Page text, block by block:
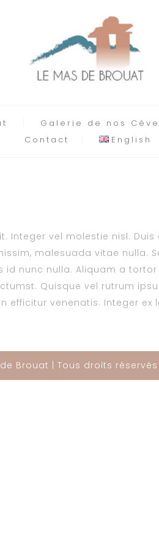
Galerie de nos
Contact
English
vel molestie nisl.
malesuada vitae nulla.
nunc nulla. Aliquam a
Quisque vel rutrum
efficitur venenatis. Integer
Brouat | Tous droits réservés